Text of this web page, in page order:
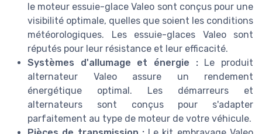
le moteur essuie-glace Valeo sont conçus pour une
visibilité optimale, quelles que soient les conditions
météorologiques. Les essuie-glaces Valeo sont
réputés pour leur résistance et leur efficacité.
Systèmes d'allumage et énergie :Le produit
alternateur Valeo assure un rendement
énergétique optimal. Les démarreurs et
alternateurs sont conçus pour s'adapter
parfaitement au type de moteur de votre véhicule.